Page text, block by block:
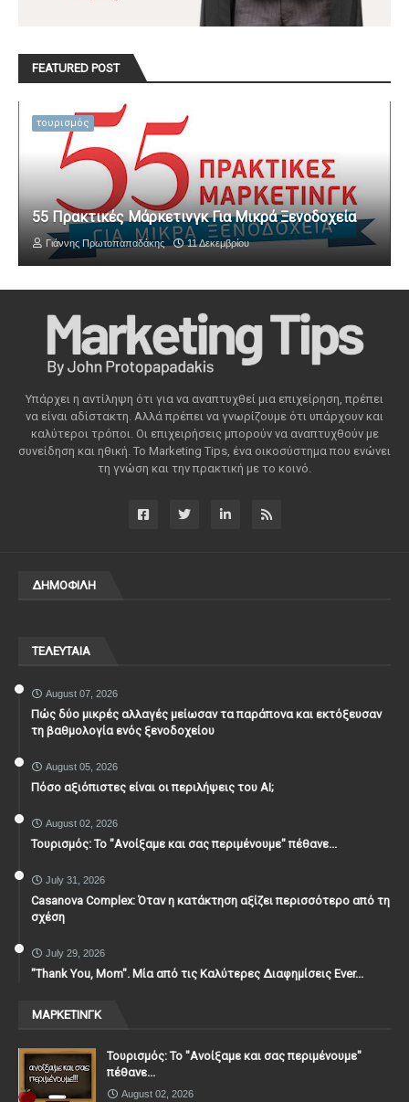
FEATURED POST
τουρισμός
55 Πρακτικές Μάρκετινγκ Για Μικρά Ξενοδοχεία
Γιάννης Πρωτοπαπαδάκης 11 Δεκεμβρίου
Υπάρχει η αντίληψη ότι για να αναπτυχθεί μια επιχείρηση, πρέπει
να είναι αδίστακτη. Αλλά πρέπει να γνωρίζουμε ότι υπάρχουν και
καλύτεροι τρόποι. Οι επιχειρήσεις μπορούν να αναπτυχθούν με
συνείδηση ​​και ηθική. Το Marketing Tips, ένα οικοσύστημα που ενώνει
τη γνώση και την πρακτική με το κοινό.
ΔΗΜΟΦΙΛΗ
ΤΕΛΕΥΤΑΙΑ
August 07, 2026
Πώς δύο μικρές αλλαγές μείωσαν τα παράπονα και εκτόξευσαν
τη βαθμολογία ενός ξενοδοχείου
August 05, 2026
Πόσο αξιόπιστες είναι οι περιλήψεις του ΑΙ;
August 02, 2026
Τουρισμός: Το "Ανοίξαμε και σας περιμένουμε" πέθανε...
July 31, 2026
Casanova Complex: Όταν η κατάκτηση αξίζει περισσότερο από τη
σχέση
July 29, 2026
"Thank You, Mοm". Μία από τις Καλύτερες Διαφημίσεις Ever...
ΜΑΡΚΕΤΙΝΓΚ
Τουρισμός: Το "Ανοίξαμε και σας περιμένουμε"
πέθανε...
August 02, 2026